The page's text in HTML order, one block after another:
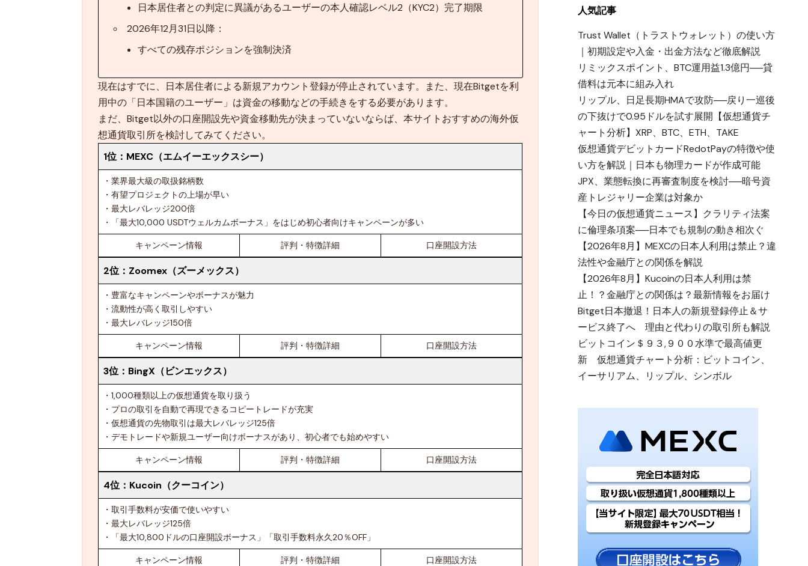
日本居住者との判定に異議があるユーザーの本人確認レベル2（KYC2）完了期限
2026年12月31日以降：
すべての残存ポジションを強制決済
現在はすでに、日本居住者による新規アカウント登録が停止されています。また、現在Bitgetを利
用中の「日本国籍のユーザー」は資金の移動などの手続きをする必要があります。
まだ、Bitget以外の口座開設先や資金移動先が決まっていないならば、本サイトおすすめの海外仮
想通貨取引所を検討してみてください。
1位： MEXC（エムイーエックスシー）
・業界最大級の取扱銘柄数
・有望プロジェクトの上場が早い
・最大レバレッジ200倍
・「最大10,000 USDTウェルカムボーナス」をはじめ初心者向けキャンペーンが多い
キャンペーン情報 評判・特徴詳細 口座開設方法
2位： Zoomex（ズーメックス）
・豊富なキャンペーンやボーナスが魅力
・流動性が高く取引しやすい
・最大レバレッジ150倍
キャンペーン情報 評判・特徴詳細 口座開設方法
3位： BingX（ビンエックス）
・1,000種類以上の仮想通貨を取り扱う
・プロの取引を自動で再現できるコピートレードが充実
・仮想通貨の先物取引は最大レバレッジ125倍
・デモトレードや新規ユーザー向けボーナスがあり、初心者でも始めやすい
キャンペーン情報 評判・特徴詳細 口座開設方法
4位： Kucoin（クーコイン）
・取引手数料が安価で使いやすい
・最大レバレッジ125倍
・「最大10,800ドルの口座開設ボーナス」「取引手数料永久20％OFF」
キャンペーン情報 評判・特徴詳細 口座開設方法
人気記事
Trust Wallet（トラストウォレット）の使い方
｜初期設定や入金・出金方法など徹底解説
リミックスポイント、BTC運用益1.3億円──貸
借料は元本に組み入れ
リップル、日足長期HMAで攻防──戻り一巡後
の下抜けで0.95ドルを試す展開【仮想通貨チ
ャート分析】XRP、BTC、ETH、TAKE
仮想通貨デビットカードRedotPayの特徴や使
い方を解説｜日本も物理カードが作成可能
JPX、業態転換に再審査制度を検討──暗号資
産トレジャリー企業は対象か
【今日の仮想通貨ニュース】クラリティ法案
に倫理条項案──日本でも規制の動き相次ぐ
【2026年8月】MEXCの日本人利用は禁止？違
法性や金融庁との関係を解説
【2026年8月】Kucoinの日本人利用は禁
止！？金融庁との関係は？最新情報をお届け
Bitget日本撤退！日本人の新規登録停止＆サ
ービス終了へ 理由と代わりの取引所も解説
ビットコイン＄９３,９００水準で最高値更
新 仮想通貨チャート分析：ビットコイン、
イーサリアム、リップル、シンボル